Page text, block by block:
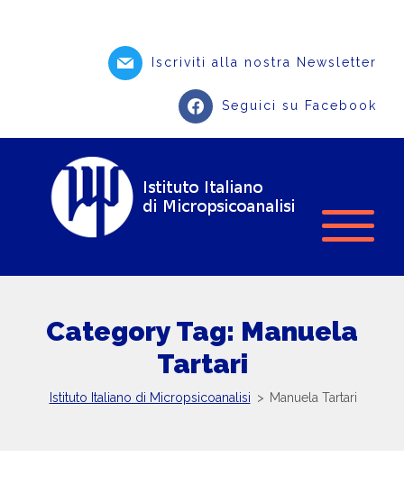
Iscriviti alla nostra Newsletter
Seguici su Facebook
Category Tag: Manuela
Tartari
Istituto Italiano di Micropsicoanalisi > Manuela Tartari